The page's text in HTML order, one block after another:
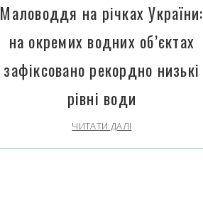
Маловоддя на річках України:
на окремих водних об’єктах
зафіксовано рекордно низькі
рівні води
ЧИТАТИ ДАЛІ